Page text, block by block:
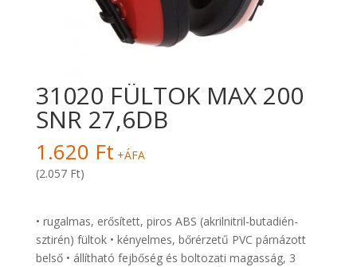
31020 FÜLTOK MAX 200
SNR 27,6DB
1.620 Ft +ÁFA
(2.057 Ft)
• rugalmas, erősített, piros ABS (akrilnitril-butadién-
sztirén) fültok • kényelmes, bőrérzetű PVC párnázott
belső • állítható fejbőség és boltozati magasság, 3